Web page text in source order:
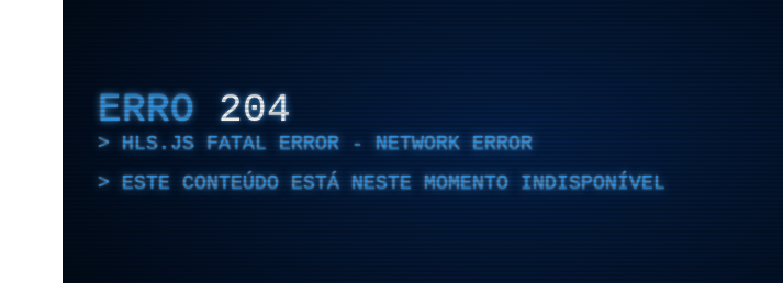
ERRO 204
HLS.JS FATAL ERROR - NETWORK ERROR
ESTE CONTEÚDO ESTÁ NESTE MOMENTO INDISPONÍVEL